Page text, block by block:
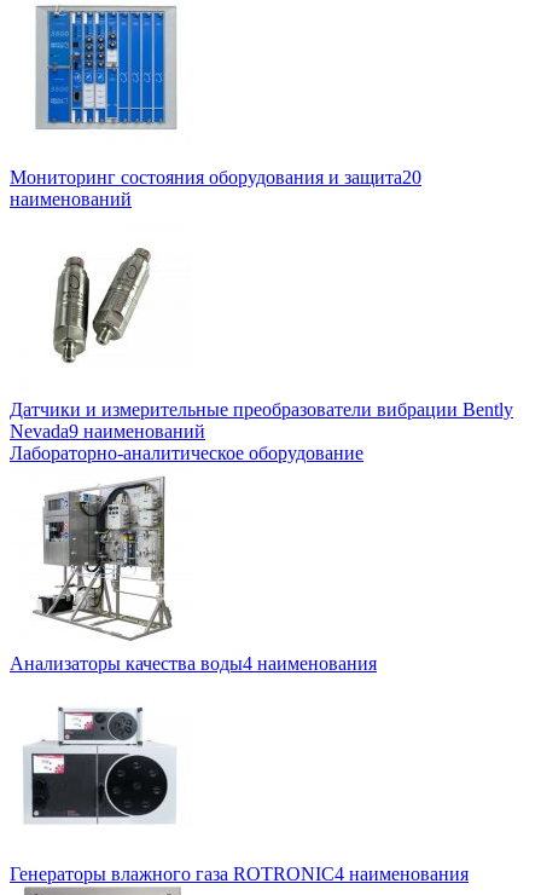
Мониторинг состояния оборудования и защита20
наименований
Датчики и измерительные преобразователи вибрации Bently
Nevada9 наименований
Лабораторно-аналитическое оборудование
Анализаторы качества воды4 наименования
Генераторы влажного газа ROTRONIC4 наименования